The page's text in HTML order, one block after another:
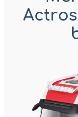
Actros